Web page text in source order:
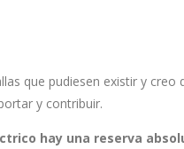
que pudiesen existir y creo
y contribuir.
hay una reserva